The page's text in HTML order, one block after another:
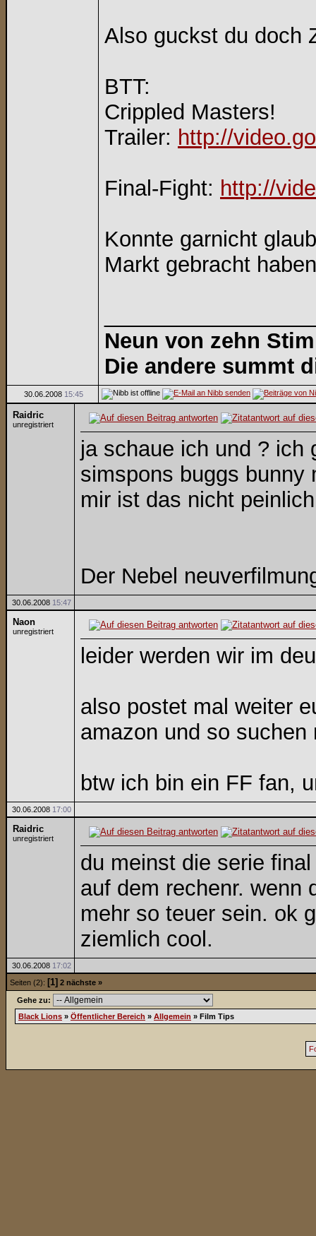
Also guckst du doch
BTT:
Crippled Masters!
Trailer: http://
Final-Fight: http://
Konnte garnicht
Markt gebracht
Neun von zehn
Die andere summt
30.06.2008 15:45
Raidric
unregistriert
ja schaue ich und ? ich
simspons buggs bunny
mir ist das nicht
Der Nebel
30.06.2008 15:47
Naon
unregistriert
leider werden wir im
also postet mal weiter
amazon und so
btw ich bin ein FF fan,
30.06.2008 17:00
Raidric
unregistriert
du meinst die serie
auf dem rechenr. wenn
mehr so teuer sein. ok
ziemlich cool.
30.06.2008 17:02
Seiten (2): [1] 2 nächste »
Gehe zu:
Black Lions » Öffentlicher Bereich » Allgemein » Film Tips